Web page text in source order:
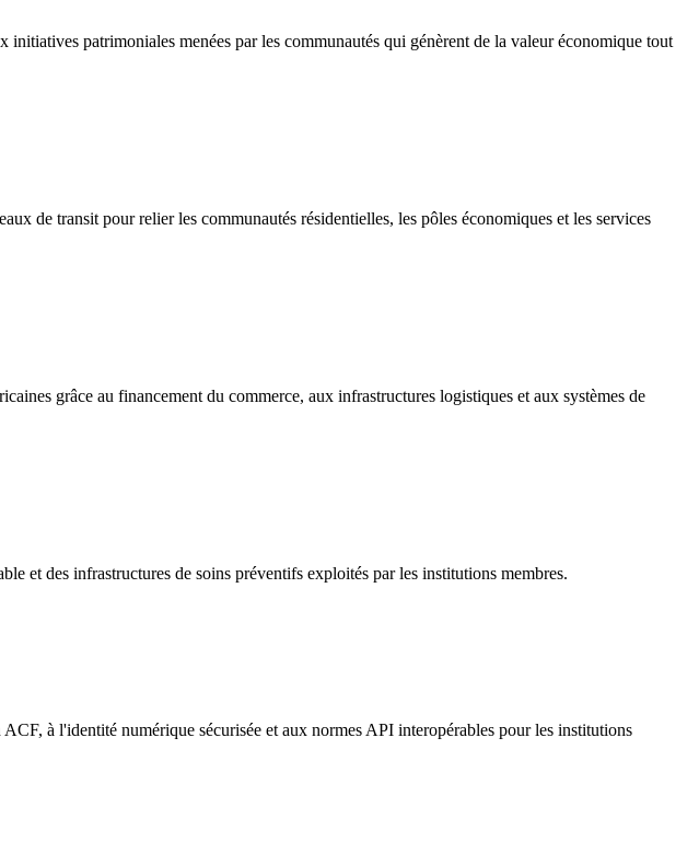
patrimoniales menées par les communautés qui génèrent de la valeur économique tout
de transit pour relier les communautés résidentielles, les pôles économiques et les services
grâce au financement du commerce, aux infrastructures logistiques et aux systèmes de
et des infrastructures de soins préventifs exploités par les institutions membres.
à l'identité numérique sécurisée et aux normes API interopérables pour les institutions